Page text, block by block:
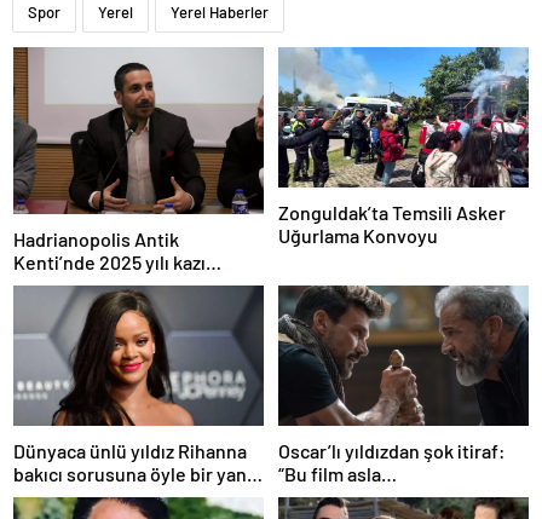
Spor Yerel Yerel Haberler
Hadrianopolis Antik
Kenti’nde 2025 yılı kazı
sezonu başladı
Zonguldak’ta Temsili Asker
Uğurlama Konvoyu
Dünyaca ünlü yıldız Rihanna
bakıcı sorusuna öyle bir yanıt
verdi ki! “35 yıl boyunca…”
Oscar’lı yıldızdan şok itiraf:
“Bu film asla
yayınlanmamalıydı!”